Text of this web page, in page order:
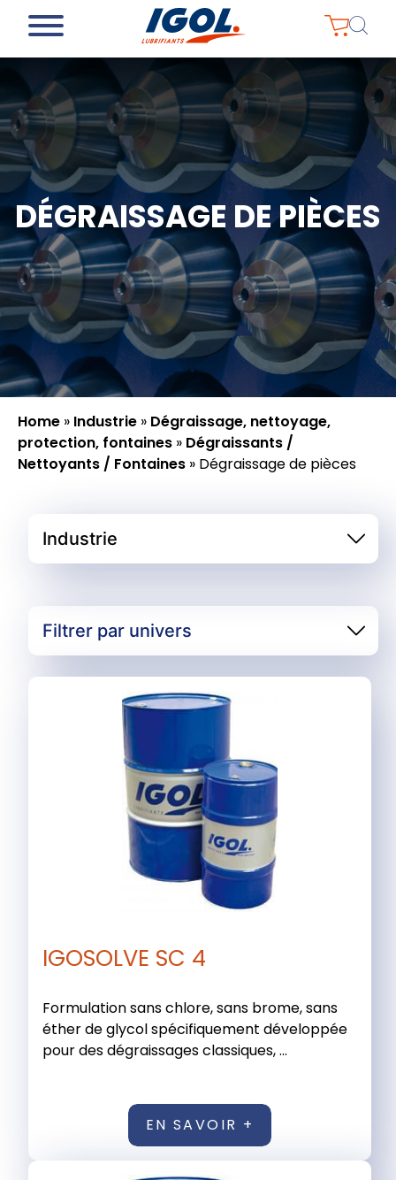
DÉGRAISSAGE DE PIÈCES
Home » Industrie » Dégraissage, nettoyage,
protection, fontaines » Dégraissants /
Nettoyants / Fontaines » Dégraissage de pièces
IGOSOLVE SC 4
Formulation sans chlore, sans brome, sans
éther de glycol spécifiquement développée
pour des dégraissages classiques, ...
EN SAVOIR +